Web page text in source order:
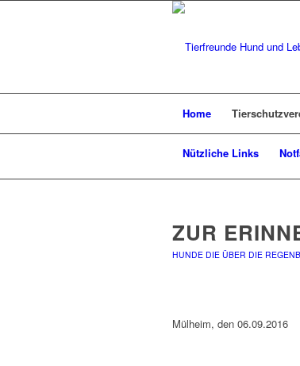
Home
Nützliche Links
ZUR
HUNDE DIE ÜBER DIE
Mülheim, den 06.09.2016